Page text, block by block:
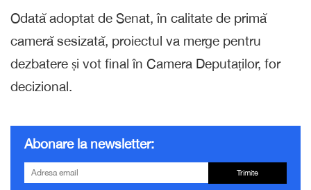
Odată adoptat de Senat, în calitate de primă
cameră sesizată, proiectul va merge pentru
dezbatere și vot final în Camera Deputaților, for
decizional.
Abonare la newsletter:
Trimite